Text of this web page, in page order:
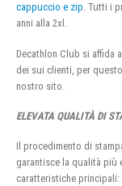
cappuccio e zip. Tutti i
anni alla 2xl.
Decathlon Club si affida
dei sui clienti, per
nostro sito.
ELEVATA QUALITÀ DI
Il procedimento di
garantisce la qualità più
caratteristiche principali: